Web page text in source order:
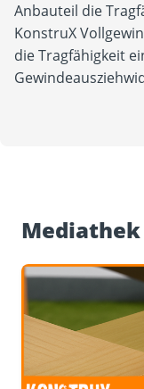
Anbauteil die
KonstruX
die Tragfähigkeit
Mediathek